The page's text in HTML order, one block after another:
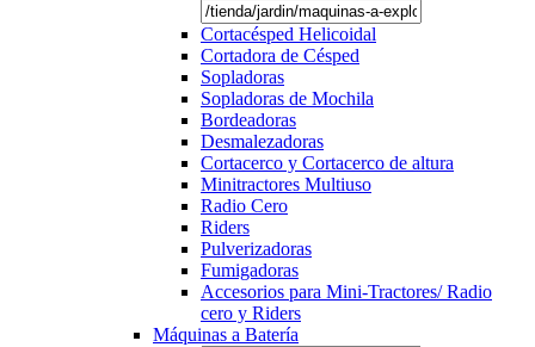
Cortacésped Helicoidal
Cortadora de Césped
Sopladoras
Sopladoras de Mochila
Bordeadoras
Desmalezadoras
Cortacerco y Cortacerco de altura
Minitractores Multiuso
Radio Cero
Riders
Pulverizadoras
Fumigadoras
Accesorios para Mini-Tractores/ Radio
cero y Riders
Máquinas a Batería